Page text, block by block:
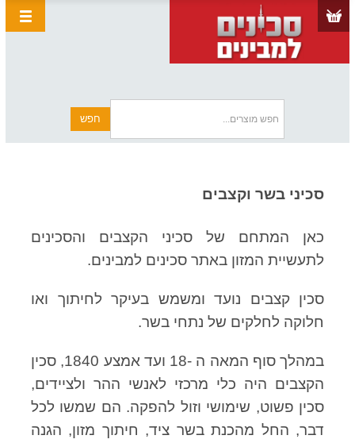
סכיני בשר וקצבים
כאן המתחם של סכיני הקצבים והסכינים
לתעשיית המזון באתר סכינים למבינים.
סכין קצבים נועד ומשמש בעיקר לחיתוך ואו
חלוקה לחלקים של נתחי בשר.
במהלך סוף המאה ה -18 ועד אמצע 1840, סכין
הקצבים היה כלי מרכזי לאנשי ההר ולציידים,
סכין פשוט, שימושי וזול להפקה. הם שמשו לכל
דבר, החל מהכנת בשר ציד, חיתוך מזון, הגנה